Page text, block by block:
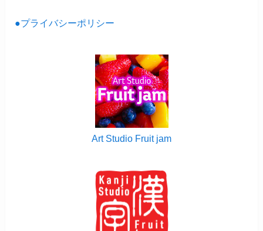
●プライバシーポリシー
Art Studio Fruit jam